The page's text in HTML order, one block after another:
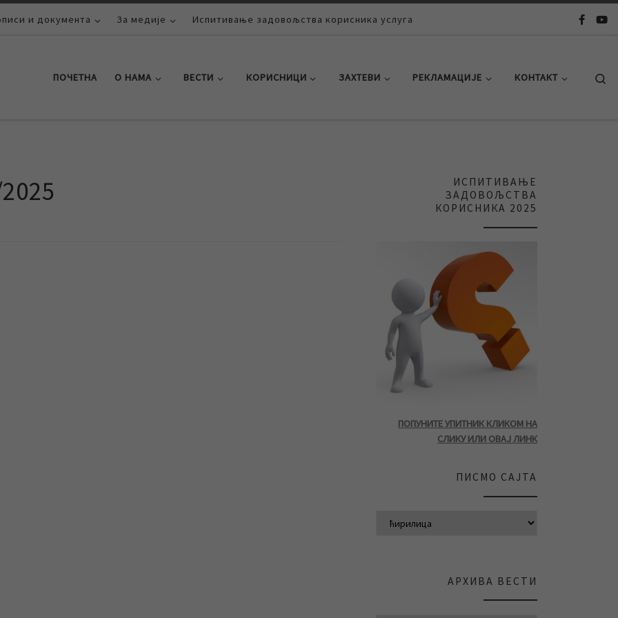
и документа За медије Испитивање задовољства корисника услуга
ПОЧЕТНА О НАМА ВЕСТИ КОРИСНИЦИ ЗАХТЕВИ РЕКЛАМАЦИЈЕ КОНТАКТ
ИСПИТИВАЊЕ
ЗАДОВОЉСТВА
КОРИСНИКА 2025
ПОПУНИТЕ УПИТНИК КЛИКОМ НА
СЛИКУ ИЛИ ОВАЈ ЛИНК
ПИСМО САЈТА
АРХИВА ВЕСТИ